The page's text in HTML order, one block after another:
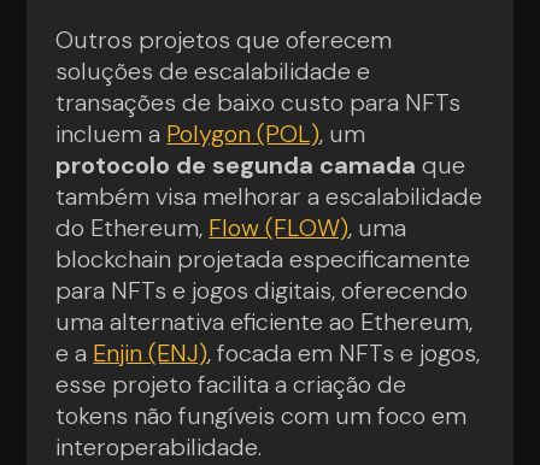
Outros projetos que oferecem
soluções de escalabilidade e
transações de baixo custo para NFTs
incluem a Polygon (POL), um
protocolo de segunda camada que
também visa melhorar a escalabilidade
do Ethereum, Flow (FLOW), uma
blockchain projetada especificamente
para NFTs e jogos digitais, oferecendo
uma alternativa eficiente ao Ethereum,
e a Enjin (ENJ), focada em NFTs e jogos,
esse projeto facilita a criação de
tokens não fungíveis com um foco em
interoperabilidade.